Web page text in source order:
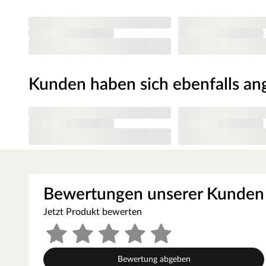
Belladoor keine Wünsche offen. Dabei setzt der
Konstruktionen und zuverlässige, langlebige Materialen
hervorragende Qualität zum kleinen Preis.
ACHTUNG:
Bereich (DIN EN 71-8). Ausschließlich für die
Spielhöhe von über 60 cm müssen auf einer weichen
werden. Bei Spieltürmen/Stelzenhäusern mit einer
ebenfalls empfohlen.
Die Grundkonstruktion ist in regelmäßigen Abständen
kontrollieren. Um die Stabilität zu gewährleisten,
Kunden haben sich ebenfalls
Bewertungen unserer Kunden
Jetzt Produkt bewerten
Bewertung abgeben